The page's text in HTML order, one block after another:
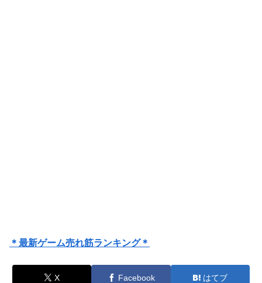
＊最新ゲーム売れ筋ランキング＊
X Facebook はてブ